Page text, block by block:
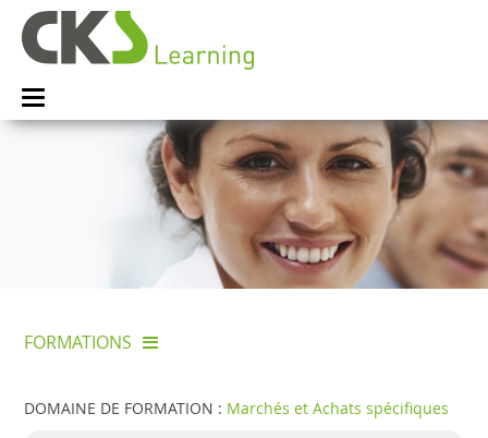
FORMATIONS
DOMAINE DE FORMATION : Marchés et Achats spécifiques